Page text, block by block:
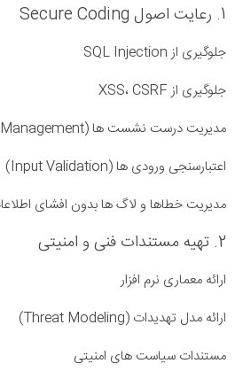
1. رعایت اصول Secure Coding
جلوگیری از SQL Injection
جلوگیری از XSS، CSRF
مدیریت درست نشست ها (Session Management)
اعتبارسنجی ورودی ها (Input Validation)
مدیریت خطاها و لاگ ها بدون افشای
2. تهیه مستندات فنی و امنیتی
ارائه معماری نرم افزار
ارائه مدل تهدیدات (Threat Modeling)
مستندات سیاست های امنیتی